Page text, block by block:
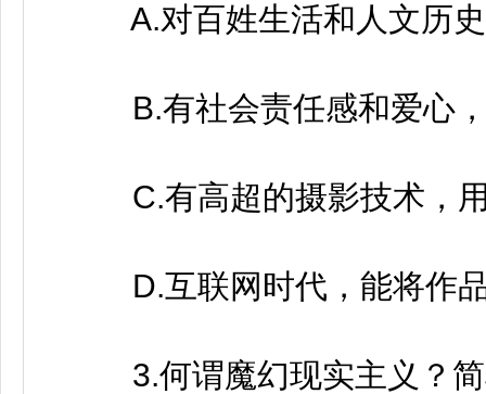
A.对百姓生活和人文历史
B.有社会责任感和爱心，
C.有高超的摄影技术，用
D.互联网时代，能将作品
3.何谓魔幻现实主义？简